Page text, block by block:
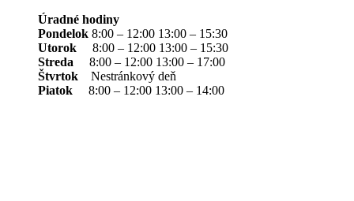
Úradné hodiny
Pondelok 8:00 – 12:00 13:00 – 15:30
Utorok 8:00 – 12:00 13:00 – 15:30
Streda 8:00 – 12:00 13:00 – 17:00
Štvrtok Nestránkový deň
Piatok 8:00 – 12:00 13:00 – 14:00